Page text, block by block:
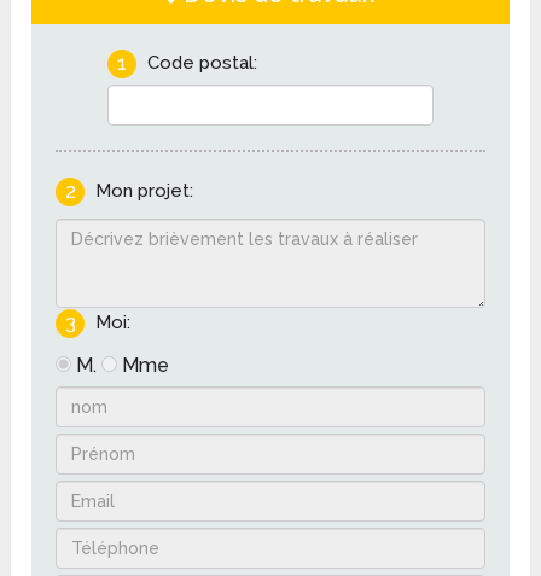
1 Code postal:
2 Mon projet:
3 Moi:
M. Mme